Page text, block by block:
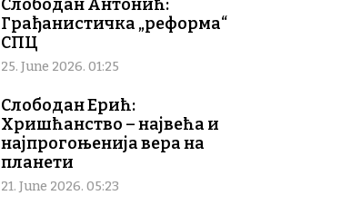
Слободан Антонић:
Грађанистичка „реформа“
СПЦ
25. June 2026. 01:25
Слободан Ерић:
Хришћанство – највећа и
најпрогоњенија вера на
планети
21. June 2026. 05:23